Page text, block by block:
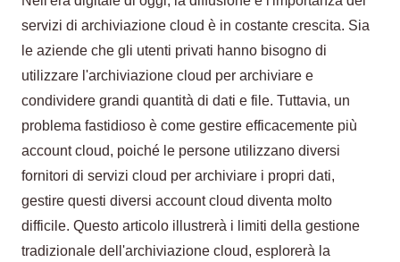
servizi di archiviazione cloud è in costante crescita. Sia
le aziende che gli utenti privati hanno bisogno di
utilizzare l'archiviazione cloud per archiviare e
condividere grandi quantità di dati e file. Tuttavia, un
problema fastidioso è come gestire efficacemente più
account cloud, poiché le persone utilizzano diversi
fornitori di servizi cloud per archiviare i propri dati,
gestire questi diversi account cloud diventa molto
difficile. Questo articolo illustrerà i limiti della gestione
tradizionale dell'archiviazione cloud, esplorerà la